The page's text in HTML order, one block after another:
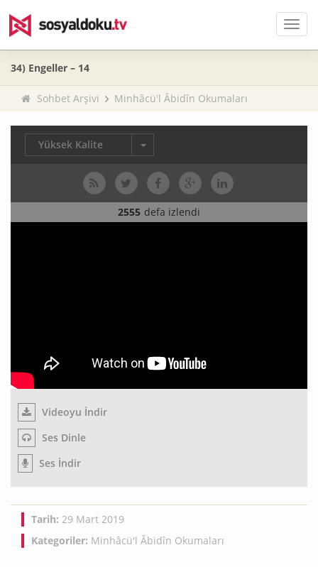
Menü
34) Engeller – 14
Sohbet Arşivi Minhâcü'l Âbidîn Okumaları
Yüksek Kalite
2555 defa izlendi
Videoyu İndir
Ses Dinle
Ses İndir
Tarih: 29 Mart 2019
Kategoriler: Minhâcü'l Âbidîn Okumaları